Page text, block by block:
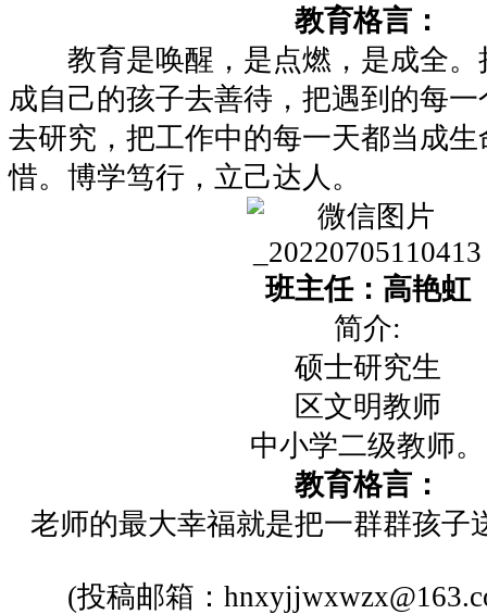
教育格言：
教育是唤醒，是点燃，是成全。
成自己的孩子去善待，把遇到的每
去研究，把工作中的每一天都当成
惜。博学笃行，立己达人。
班主任：高艳虹
简介:
硕士研究生
区文明教师
中小学二级教师。
教育格言：
老师的最大幸福就是把一群群孩子
(投稿邮箱：